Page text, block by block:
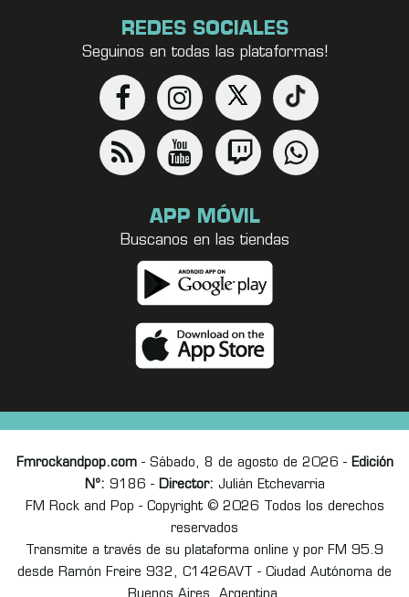
REDES SOCIALES
Seguinos en todas las plataformas!
APP MÓVIL
Buscanos en las tiendas
Fmrockandpop.com- Sábado, 8 de agosto de 2026 - Edición
Nº: 9186 - Director: Julián Etchevarria
FM Rock and Pop - Copyright © 2026 Todos los derechos
reservados
Transmite a través de su plataforma online y por FM 95.9
desde Ramón Freire 932, C1426AVT - Ciudad Autónoma de